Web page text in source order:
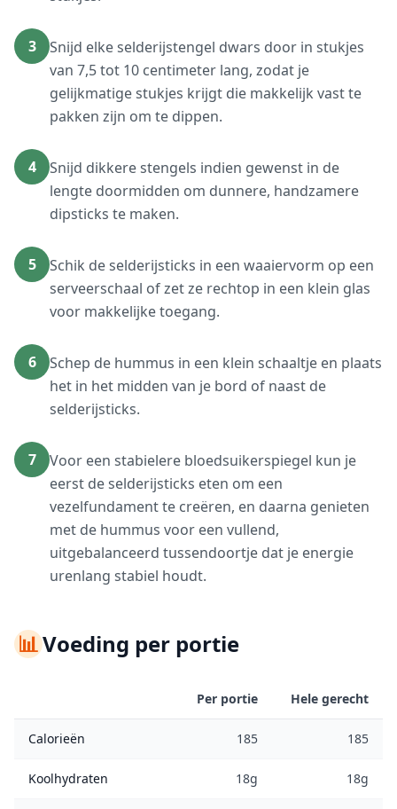
3
Snijd elke selderijstengel dwars door in stukjes
van 7,5 tot 10 centimeter lang, zodat je
gelijkmatige stukjes krijgt die makkelijk vast te
pakken zijn om te dippen.
4
Snijd dikkere stengels indien gewenst in de
lengte doormidden om dunnere, handzamere
dipsticks te maken.
5
Schik de selderijsticks in een waaiervorm op een
serveerschaal of zet ze rechtop in een klein glas
voor makkelijke toegang.
6
Schep de hummus in een klein schaaltje en plaats
het in het midden van je bord of naast de
selderijsticks.
7
Voor een stabielere bloedsuikerspiegel kun je
eerst de selderijsticks eten om een
vezelfundament te creëren, en daarna genieten
met de hummus voor een vullend,
uitgebalanceerd tussendoortje dat je energie
urenlang stabiel houdt.
📊Voeding per portie
Per portie Hele gerecht
Calorieën 185 185
Koolhydraten 18g 18g